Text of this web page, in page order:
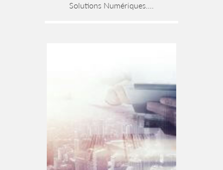
Solutions Numériques....